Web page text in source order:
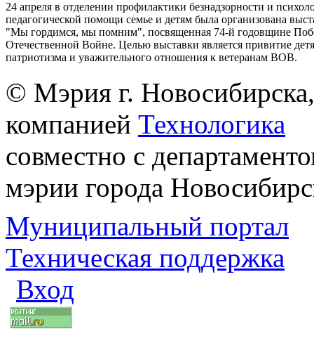
24 апреля в отделении профилактики безнадзорности и
педагогической помощи семье и детям была организована
"Мы гордимся, мы помним", посвященная 74-й годовщине
Отечественной Войне. Целью выставки является привитие
патриотизма и уважительного отношения к ветеранам ВОВ.
© Мэрия г.
компанией Технологика
совместно с
мэрии города
Муниципальный портал
Техническая поддержка
Вход